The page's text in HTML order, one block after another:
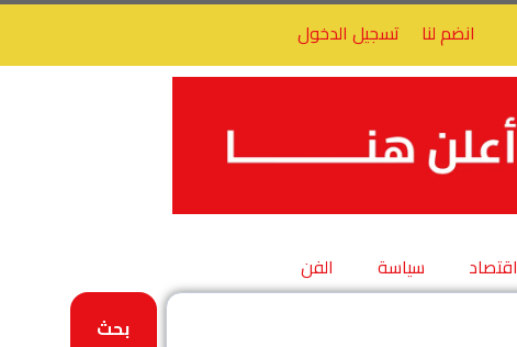
انضم لنا تسجيل الدخول
اقتصاد سياسة
الفن
بحث